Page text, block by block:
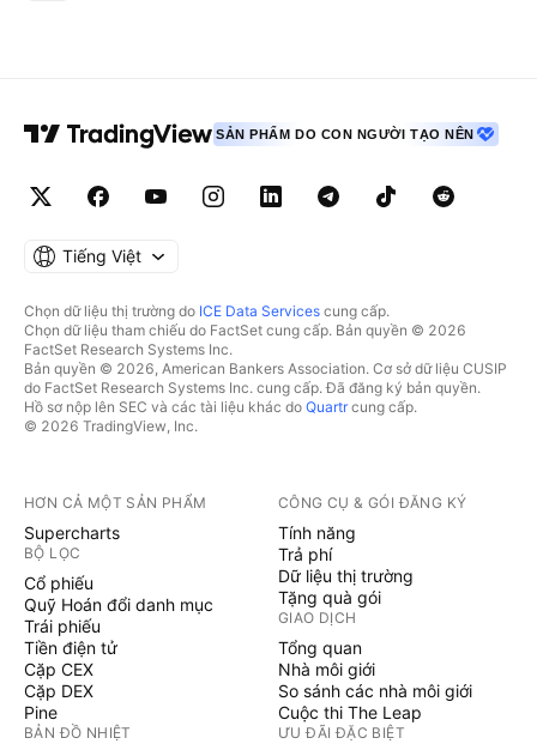
SẢN PHẨM DO CON NGƯỜI TẠO NÊN
Tiếng Việt
Chọn dữ liệu thị trường do ICE Data Services cung cấp.
Chọn dữ liệu tham chiếu do FactSet cung cấp. Bản quyền © 2026
FactSet Research Systems Inc.
Bản quyền © 2026, American Bankers Association. Cơ sở dữ liệu CUSIP
do FactSet Research Systems Inc. cung cấp. Đã đăng ký bản quyền.
Hồ sơ nộp lên SEC và các tài liệu khác do Quartrcung cấp.
© 2026 TradingView, Inc.
HƠN CẢ MỘT SẢN PHẨM
Supercharts
BỘ LỌC
Cổ phiếu
Quỹ Hoán đổi danh mục
Trái phiếu
Tiền điện tử
Cặp CEX
Cặp DEX
Pine
BẢN ĐỒ NHIỆT
CÔNG CỤ & GÓI ĐĂNG KÝ
Tính năng
Trả phí
Dữ liệu thị trường
Tặng quà gói
GIAO DỊCH
Tổng quan
Nhà môi giới
So sánh các nhà môi giới
Cuộc thi The Leap
ƯU ĐÃI ĐẶC BIỆT